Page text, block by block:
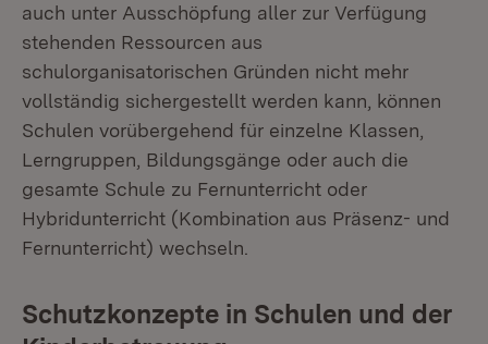
auch unter Ausschöpfung aller zur Verfügung
stehenden Ressourcen aus
schulorganisatorischen Gründen nicht mehr
vollständig sichergestellt werden kann, können
Schulen vorübergehend für einzelne Klassen,
Lerngruppen, Bildungsgänge oder auch die
gesamte Schule zu Fernunterricht oder
Hybridunterricht (Kombination aus Präsenz- und
Fernunterricht) wechseln.
Schutzkonzepte in Schulen und der